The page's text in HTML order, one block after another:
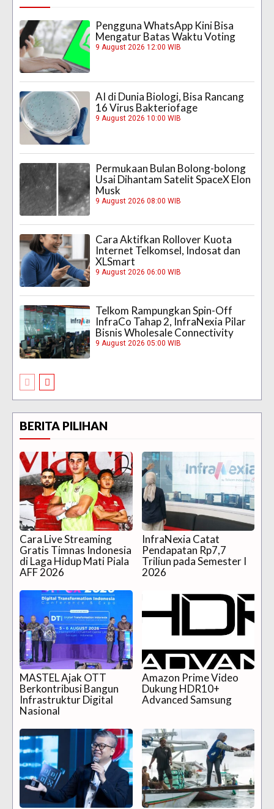
Pengguna WhatsApp Kini Bisa
Mengatur Batas Waktu Voting
9 August 2026 12:00 WIB
AI di Dunia Biologi, Bisa Rancang
16 Virus Bakteriofage
9 August 2026 10:00 WIB
Permukaan Bulan Bolong-bolong
Usai Dihantam Satelit SpaceX Elon
Musk
9 August 2026 08:00 WIB
Cara Aktifkan Rollover Kuota
Internet Telkomsel, Indosat dan
XLSmart
9 August 2026 06:00 WIB
Telkom Rampungkan Spin-Off
InfraCo Tahap 2, InfraNexia Pilar
Bisnis Wholesale Connectivity
9 August 2026 05:00 WIB
BERITA PILIHAN
Cara Live Streaming
Gratis Timnas Indonesia
di Laga Hidup Mati Piala
AFF 2026
InfraNexia Catat
Pendapatan Rp7,7
Triliun pada Semester I
2026
MASTEL Ajak OTT
Berkontribusi Bangun
Infrastruktur Digital
Nasional
Amazon Prime Video
Dukung HDR10+
Advanced Samsung